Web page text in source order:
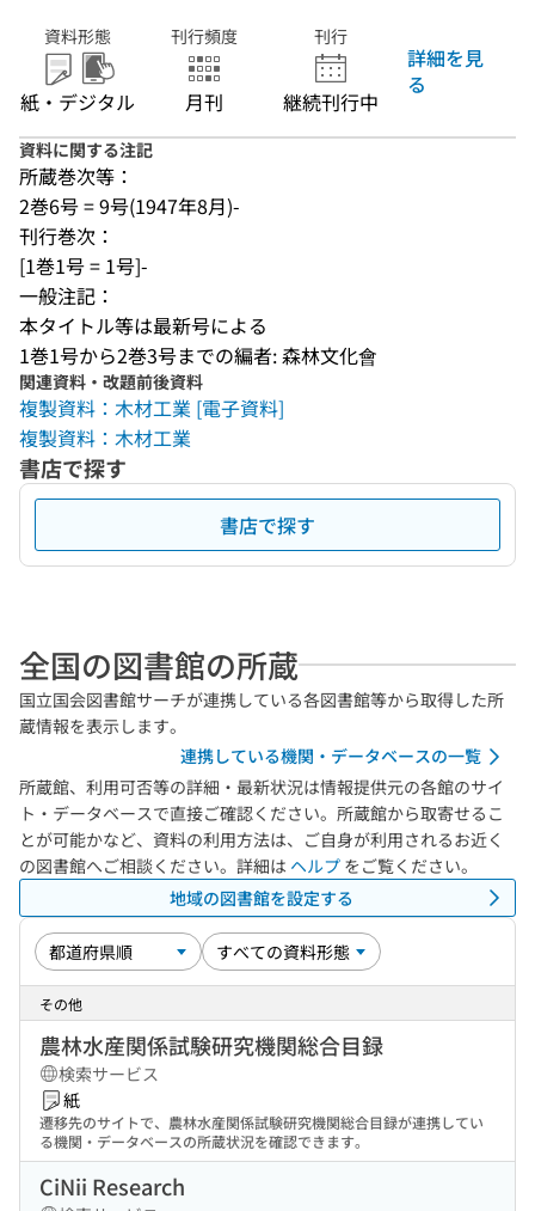
資料形態
紙・デジタル
刊行頻度
月刊
刊行
継続刊行中
詳細を見
る
資料に関する注記
所蔵巻次等：
2巻6号 = 9号(1947年8月)-
刊行巻次：
[1巻1号 = 1号]-
一般注記：
本タイトル等は最新号による
1巻1号から2巻3号までの編者: 森林文化會
関連資料・改題前後資料
複製資料：木材工業 [電子資料]
複製資料：木材工業
書店で探す
書店で探す
全国の図書館の所蔵
国立国会図書館サーチが連携している各図書館等から取得した所
蔵情報を表示します。
連携している機関・データベースの一覧
所蔵館、利用可否等の詳細・最新状況は情報提供元の各館のサイ
ト・データベースで直接ご確認ください。所蔵館から取寄せるこ
とが可能かなど、資料の利用方法は、ご自身が利用されるお近く
の図書館へご相談ください。詳細は ヘルプ をご覧ください。
地域の図書館を設定する
その他
農林水産関係試験研究機関総合目録
検索サービス
紙
遷移先のサイトで、農林水産関係試験研究機関総合目録が連携してい
る機関・データベースの所蔵状況を確認できます。
CiNii Research